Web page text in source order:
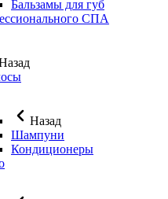
Бальзамы для губ
СПА
Назад
Шампуни
Кондиционеры